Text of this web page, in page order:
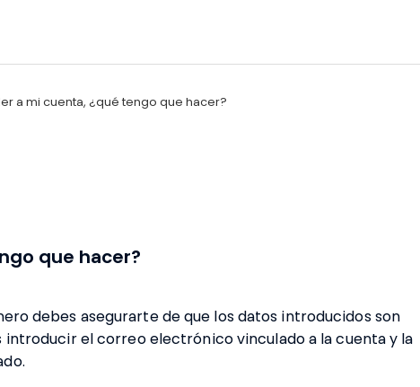
a mi cuenta, ¿qué tengo que hacer?
que hacer?
debes asegurarte de que los datos introducidos son
el correo electrónico vinculado a la cuenta y la